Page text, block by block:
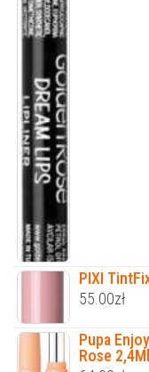
PIXI
55.00zł
Pupa
Rose 2,4Ml